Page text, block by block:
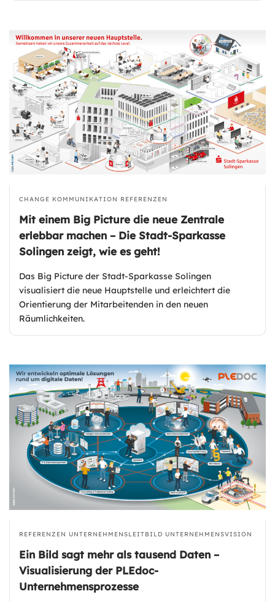
CHANGE KOMMUNIKATION REFERENZEN
Mit einem Big Picture die neue Zentrale
erlebbar machen – Die Stadt-Sparkasse
Solingen zeigt, wie es geht!
Das Big Picture der Stadt-Sparkasse Solingen
visualisiert die neue Hauptstelle und erleichtert die
Orientierung der Mitarbeitenden in den neuen
Räumlichkeiten.
REFERENZEN UNTERNEHMENSLEITBILD UNTERNEHMENSVISION
Ein Bild sagt mehr als tausend Daten –
Visualisierung der PLEdoc-
Unternehmensprozesse